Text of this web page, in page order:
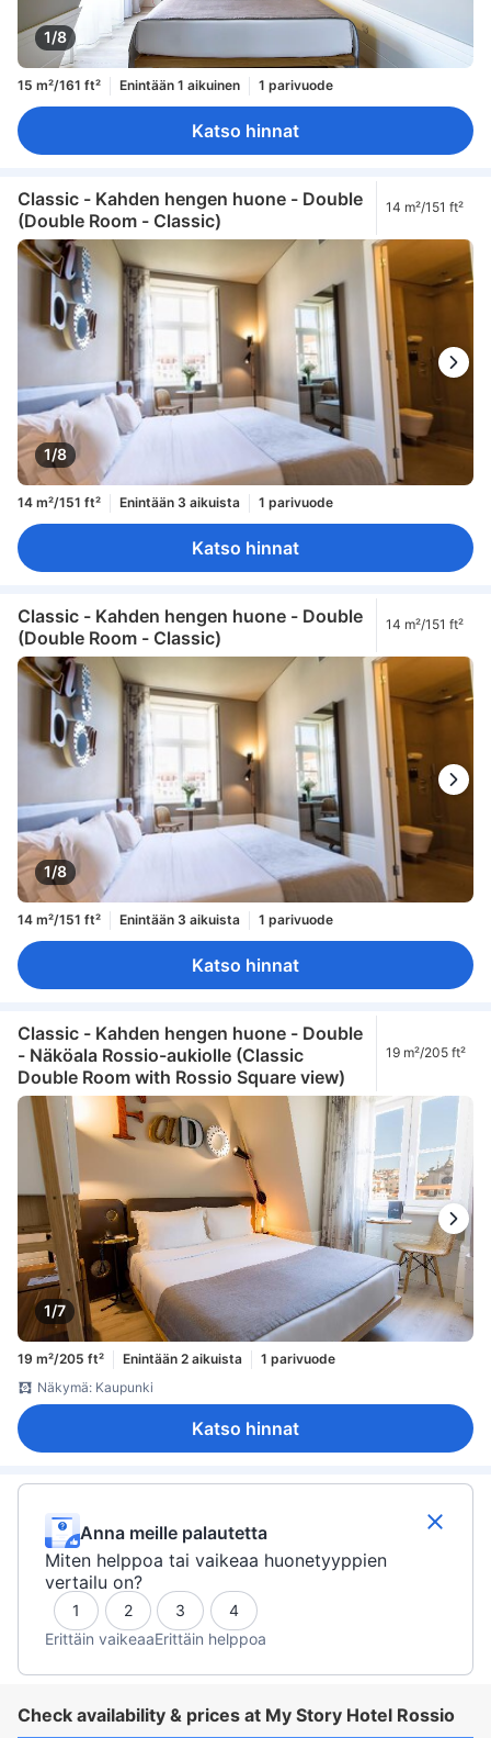
1/8
15 m²/161 ft² Enintään 1 aikuinen 1 parivuode
Katso hinnat
Classic - Kahden hengen huone - Double
(Double Room - Classic)
14 m²/151 ft²
1/8
14 m²/151 ft² Enintään 3 aikuista 1 parivuode
Katso hinnat
Classic - Kahden hengen huone - Double
(Double Room - Classic)
14 m²/151 ft²
1/8
14 m²/151 ft² Enintään 3 aikuista 1 parivuode
Katso hinnat
Classic - Kahden hengen huone - Double
- Näköala Rossio-aukiolle (Classic
Double Room with Rossio Square view)
19 m²/205 ft²
1/7
19 m²/205 ft² Enintään 2 aikuista
1 parivuode
Näkymä: Kaupunki
Katso hinnat
Anna meille palautetta
Miten helppoa tai vaikeaa huonetyyppien
vertailu on?
1 2 3
4
Erittäin vaikeaaErittäin helppoa
Check availability & prices at My Story Hotel Rossio